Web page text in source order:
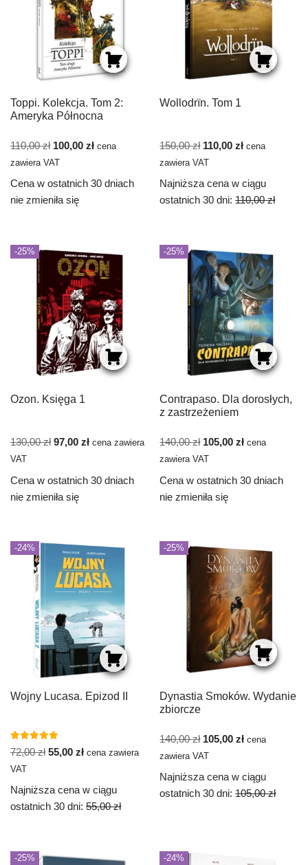
Toppi. Kolekcja. Tom 2:
Ameryka Północna
110,00zł 100,00 zł cena
zawiera VAT
Cena w ostatnich 30 dniach
nie zmieniła się
Wollodrïn. Tom 1
150,00zł 110,00zł cena
zawiera VAT
Najniższa cena w ciągu
ostatnich 30 dni:110,00 zł
-25%
Ozon. Księga 1
130,00zł 97,00 zł cena zawiera
VAT
Cena w ostatnich 30 dniach
nie zmieniła się
-25%
Contrapaso. Dla dorosłych,
z zastrzeżeniem
140,00zł 105,00zł cena
zawiera VAT
Cena w ostatnich 30 dniach
nie zmieniła się
-24%
Wojny Lucasa. Epizod II
Oceniono
5.00
na 5
72,00zł 55,00 zł cena zawiera
VAT
Najniższa cena w ciągu
ostatnich 30 dni: 55,00 zł
-25%
Dynastia Smoków. Wydanie
zbiorcze
140,00zł 105,00zł cena
zawiera VAT
Najniższa cena w ciągu
ostatnich 30 dni:105,00 zł
-25% -24%